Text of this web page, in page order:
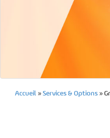
Accueil » Services & Options »